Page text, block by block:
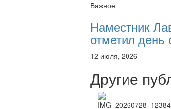
Важное
Наместник
отметил день
12 июля, 2026
Другие